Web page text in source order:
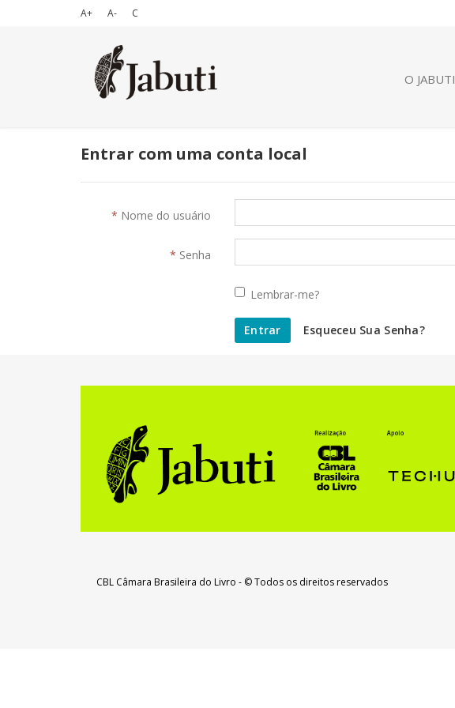
A+ A- C
O JABUTI
Entrar com uma conta local
Nome do usuário
Senha
Lembrar-me?
Entrar Esqueceu Sua Senha?
CBL Câmara Brasileira do Livro - © Todos os direitos reservados